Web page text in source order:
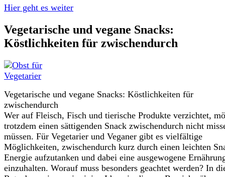
Hier geht es weiter
Vegetarische und vegane Snacks:
Köstlichkeiten für zwischendurch
Vegetarische und vegane Snacks: Köstlichkeiten für
zwischendurch
Wer auf Fleisch, Fisch und tierische Produkte verzichtet,
trotzdem einen sättigenden Snack zwischendurch nicht
müssen. Für Vegetarier und Veganer gibt es vielfältige
Möglichkeiten, zwischendurch kurz durch einen leichten
Energie aufzutanken und dabei eine ausgewogene
einzuhalten. Worauf muss besonders geachtet werden? In